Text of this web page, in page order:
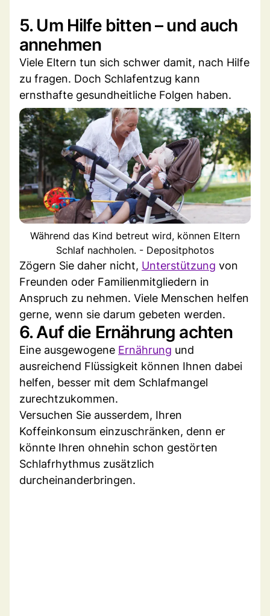
5. Um Hilfe bitten – und auch
annehmen
Viele Eltern tun sich schwer damit, nach Hilfe
zu fragen. Doch Schlafentzug kann
ernsthafte gesundheitliche Folgen haben.
Während das Kind betreut wird, können Eltern
Schlaf nachholen. - Depositphotos
Zögern Sie daher nicht, Unterstützung von
Freunden oder Familienmitgliedern in
Anspruch zu nehmen. Viele Menschen helfen
gerne, wenn sie darum gebeten werden.
6. Auf die Ernährung achten
Eine ausgewogene Ernährung und
ausreichend Flüssigkeit können Ihnen dabei
helfen, besser mit dem Schlafmangel
zurechtzukommen.
Versuchen Sie ausserdem, Ihren
Koffeinkonsum einzuschränken, denn er
könnte Ihren ohnehin schon gestörten
Schlafrhythmus zusätzlich
durcheinanderbringen.